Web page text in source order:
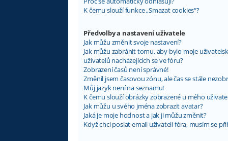
K čemu slouží funkce „Smazat cookies“?
Předvolby a nastavení uživatele
Jak můžu změnit svoje nastavení?
Jak můžu zabránit tomu, aby bylo moje
uživatelů nacházejících se ve fóru?
Zobrazení časů není správné!
Změnil jsem časovou zónu, ale čas se stále
Můj jazyk není na seznamu!
K čemu slouží obrázky zobrazené u mého
Jak můžu u svého jména zobrazit avatar?
Jaká je moje hodnost a jak ji můžu změnit?
Když chci poslat email uživateli fóra, musím se